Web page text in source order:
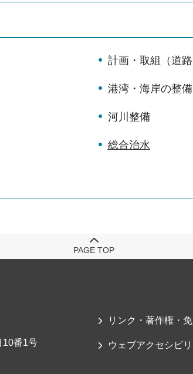
計画・取組（道路
港湾・海岸の整
河川整備
総合治水
PAGE TOP
10番1号
リンク・著作権・
ウェブアクセシビ